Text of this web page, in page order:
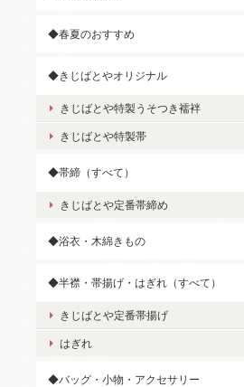
◆春夏のおすすめ
◆きじばとやオリジナル
きじばとや特製うそつき襦袢
きじばとや特製帯
◆帯締（すべて）
きじばとや定番帯締め
◆浴衣・木綿きもの
◆半襟・帯揚げ・はぎれ（すべて）
きじばとや定番帯揚げ
はぎれ
◆バッグ・小物・アクセサリー